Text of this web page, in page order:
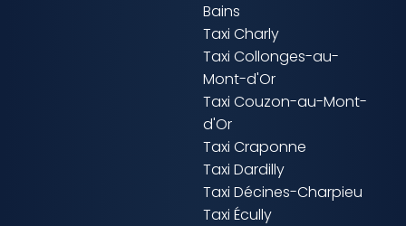
Bains
Taxi Charly
Taxi Collonges-au-
Mont-d'Or
Taxi Couzon-au-Mont-
d'Or
Taxi Craponne
Taxi Dardilly
Taxi Décines-Charpieu
Taxi Écully